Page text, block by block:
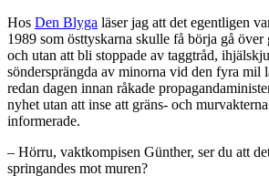
Hos Den Blyga läser jag att det egentligen
1989 som östtyskarna skulle få börja gå över
och utan att bli stoppade av taggtråd,
söndersprängda av minorna vid den fyra mil
redan dagen innan råkade
nyhet utan att inse att gräns- och
informerade.
– Hörru, vaktkompisen Günther, ser du att
springandes mot muren?